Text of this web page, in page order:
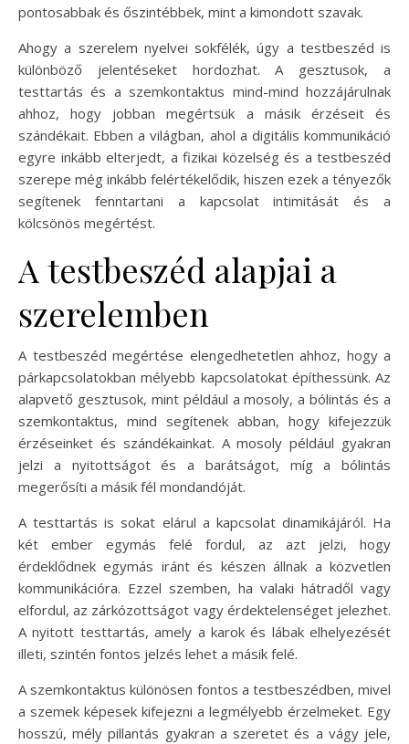
pontosabbak és őszintébbek, mint a kimondott szavak.
Ahogy a szerelem nyelvei sokfélék, úgy a testbeszéd is
különböző jelentéseket hordozhat. A gesztusok, a
testtartás és a szemkontaktus mind-mind hozzájárulnak
ahhoz, hogy jobban megértsük a másik érzéseit és
szándékait. Ebben a világban, ahol a digitális kommunikáció
egyre inkább elterjedt, a fizikai közelség és a testbeszéd
szerepe még inkább felértékelődik, hiszen ezek a tényezők
segítenek fenntartani a kapcsolat intimitását és a
kölcsönös megértést.
A testbeszéd alapjai a
szerelemben
A testbeszéd megértése elengedhetetlen ahhoz, hogy a
párkapcsolatokban mélyebb kapcsolatokat építhessünk. Az
alapvető gesztusok, mint például a mosoly, a bólintás és a
szemkontaktus, mind segítenek abban, hogy kifejezzük
érzéseinket és szándékainkat. A mosoly például gyakran
jelzi a nyitottságot és a barátságot, míg a bólintás
megerősíti a másik fél mondandóját.
A testtartás is sokat elárul a kapcsolat dinamikájáról. Ha
két ember egymás felé fordul, az azt jelzi, hogy
érdeklődnek egymás iránt és készen állnak a közvetlen
kommunikációra. Ezzel szemben, ha valaki hátradől vagy
elfordul, az zárkózottságot vagy érdektelenséget jelezhet.
A nyitott testtartás, amely a karok és lábak elhelyezését
illeti, szintén fontos jelzés lehet a másik felé.
A szemkontaktus különösen fontos a testbeszédben, mivel
a szemek képesek kifejezni a legmélyebb érzelmeket. Egy
hosszú, mély pillantás gyakran a szeretet és a vágy jele,